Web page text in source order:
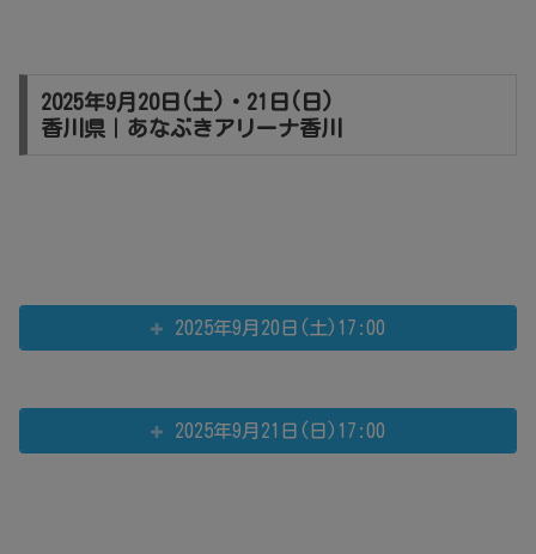
2025年9月20日(土)・21日(日)
香川県｜あなぶきアリーナ香川
2025年9月20日(土)17:00
2025年9月21日(日)17:00